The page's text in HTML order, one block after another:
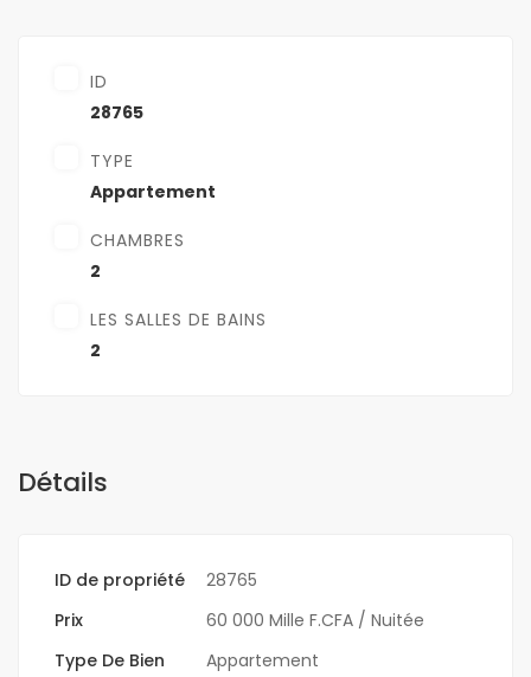
ID
28765
TYPE
Appartement
CHAMBRES
2
LES SALLES DE BAINS
2
Détails
ID de propriété
28765
Prix
60 000 Mille F.CFA / Nuitée
Type De Bien
Appartement